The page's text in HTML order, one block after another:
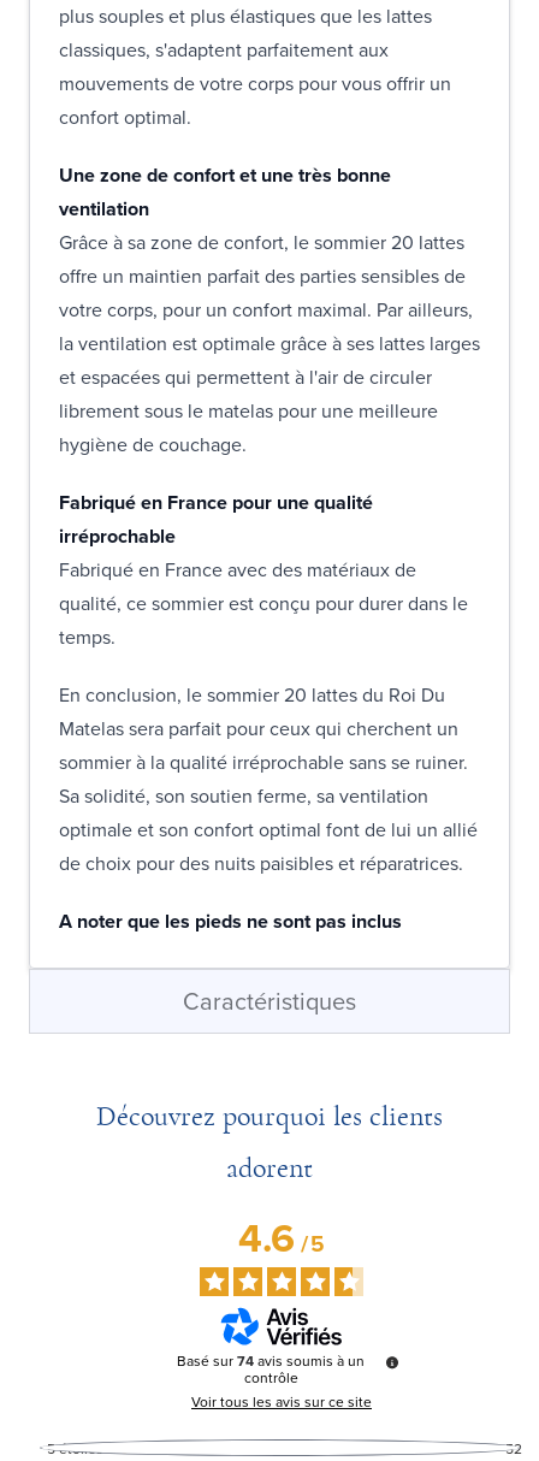
plus souples et plus élastiques que les lattes
classiques, s'adaptent parfaitement aux
mouvements de votre corps pour vous offrir un
confort optimal.
Une zone de confort et une très bonne
ventilation
Grâce à sa zone de confort, le sommier 20 lattes
offre un maintien parfait des parties sensibles de
votre corps, pour un confort maximal. Par ailleurs,
la ventilation est optimale grâce à ses lattes larges
et espacées qui permettent à l'air de circuler
librement sous le matelas pour une meilleure
hygiène de couchage.
Fabriqué en France pour une qualité
irréprochable
Fabriqué en France avec des matériaux de
qualité, ce sommier est conçu pour durer dans le
temps.
En conclusion, le sommier 20 lattes du Roi Du
Matelas sera parfait pour ceux qui cherchent un
sommier à la qualité irréprochable sans se ruiner.
Sa solidité, son soutien ferme, sa ventilation
optimale et son confort optimal font de lui un allié
de choix pour des nuits paisibles et réparatrices.
A noter que les pieds ne sont pas inclus
Caractéristiques
Découvrez pourquoi les clients
adorent
4.6/5
Basé sur74avis soumis à un
contrôle
Voir tous les avis sur ce site
5étoiles 52